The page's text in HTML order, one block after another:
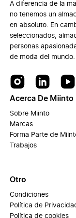
A diferencia de la
no tenemos un
en absoluto. En
seleccionados,
personas
de moda del mundo.
Acerca De Miinto
Sobre Miinto
Marcas
Forma Parte de
Trabajos
Otro
Condiciones
Política de
Política de cookies